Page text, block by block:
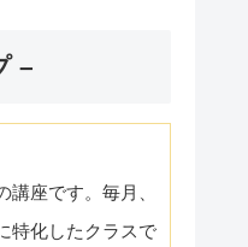
–
座です。毎月、
特化したクラスで